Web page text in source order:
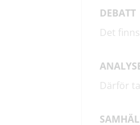
DEBATT